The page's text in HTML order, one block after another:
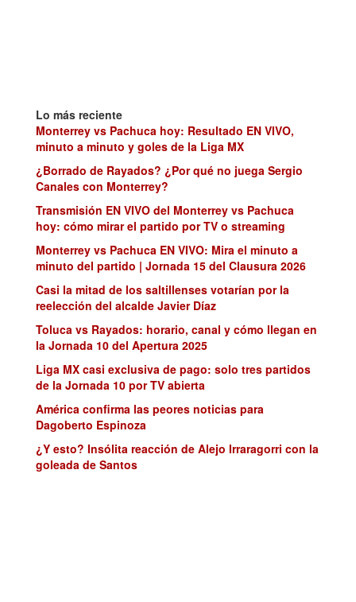
Lo más reciente
Monterrey vs Pachuca hoy: Resultado EN VIVO,
minuto a minuto y goles de la Liga MX
¿Borrado de Rayados? ¿Por qué no juega Sergio
Canales con Monterrey?
Transmisión EN VIVO del Monterrey vs Pachuca
hoy: cómo mirar el partido por TV o streaming
Monterrey vs Pachuca EN VIVO: Mira el minuto a
minuto del partido | Jornada 15 del Clausura 2026
Casi la mitad de los saltillenses votarían por la
reelección del alcalde Javier Díaz
Toluca vs Rayados: horario, canal y cómo llegan en
la Jornada 10 del Apertura 2025
Liga MX casi exclusiva de pago: solo tres partidos
de la Jornada 10 por TV abierta
América confirma las peores noticias para
Dagoberto Espinoza
¿Y esto? Insólita reacción de Alejo Irraragorri con la
goleada de Santos